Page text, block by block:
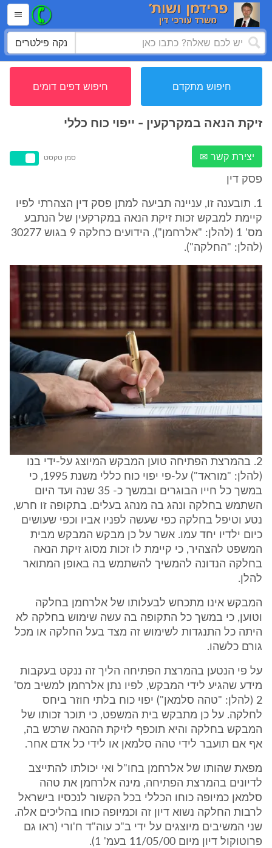
נקה פילטרים
חיפוש מתקדם חיפוש דפים דומים
זיקת הנאה במקרקעין - ייפוי כוח כללי
יצירת קשר ✉ סמן טקסט
פסק דין
1. תובענה זו, עניינה תביעה למתן פסק דין הצהרתי לפיו
קיימת למבקש זכות זיקת הנאה במקרקעין של הנתבע
מס' 1 (להלן: "אלרחמן"), הידועים כחלקה 9 בגוש 30277
(להלן: "החלקה").
2. בהמרצת הפתיחה טוען המבקש המיוצג על-ידי בנו
(להלן: "מוראד") על-פי יפוי כוח כללי משנת 1995, כי
במשך כל חייו הבוגרים ובמשך כ- 35 שנה ועד היום
השתמש בחלקה ונהג בה מנהג בעלים. בתקופה זו חרש,
נטע וטיפל בחלקה כפי שעשה לפניו אביו וכפי שעושים
כיום ילדיו יחד עמו. אשר על כן מבקש המבקש מבית
המשפט להצהיר, כי קיימת לו זכות מסוג זיקת הנאה
בחלקה הנדונה להמשיך להשתמש בה באופן המתואר
להלן.
המבקש אינו מתכחש לבעלותו של אלרחמן בחלקה
וטוען, כי במשך כל התקופה בה עשה שימוש בחלקה לא
היתה כל התנגדות לשימוש זה מצד בעל החלקה או מכל
גורם כלשהו.
על פי הנטען בהמרצת הפתיחה הליך זה ננקט בעקבות
מידע שהגיע לידי המבקש, לפיו נתן אלרחמן למשיב מס'
2 (להלן: "טהה סלמאן") יפוי כוח בלתי חוזר ביחס
לחלקה. על כן מתבקש בית המשפט, כי תוכר זכותו של
המבקש בחלקה והיא תוכפף לזיקת ההנאה שרכש בה,
אף אם תועבר לידי טהה סלמאן או לידי כל אדם אחר.
מפאת שהותו של אלרחמן בחו"ל ואי יכולתו להתייצב
לדיונים בהמרצת הפתיחה, מינה אלרחמן את טהה
סלמאן כמיופה כוחו הכללי בכל הקשור לנכסיו בישראל
לרבות החלקה נשוא דיון זה וכמיופה כוחו בהליכים אלה.
שני המשיבים מיוצגים על ידי ב"כ עוה"ד ח'ורי (ראו גם
פרוטוקול דיון מיום 11/05/00 בעמ' 1).